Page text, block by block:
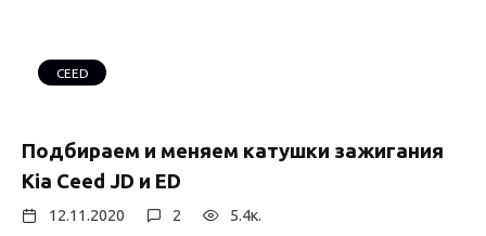
CEED
Подбираем и меняем катушки зажигания
Kia Ceed JD и ED
12.11.2020 2 5.4к.